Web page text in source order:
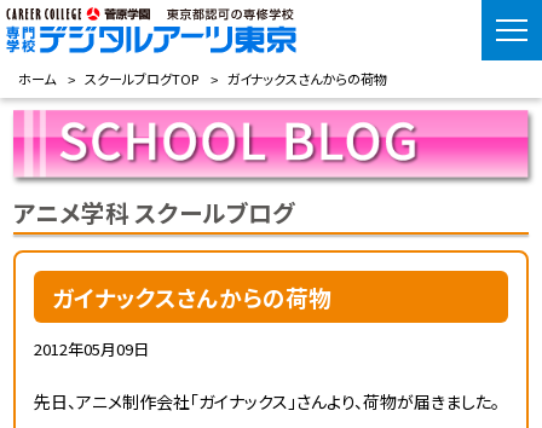
ホーム スクールブログTOP ガイナックスさんからの荷物
アニメ学科 スクールブログ
ガイナックスさんからの荷物
2012年05月09日
先日、アニメ制作会社「ガイナックス」さんより、荷物が届きました。